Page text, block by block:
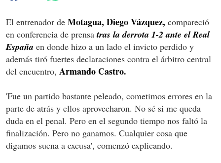
El entrenador de Motagua, Diego Vázquez, compareció
en conferencia de prensatras la derrota 1-2 ante el Real
España en donde hizo a un lado el invicto perdido y
además tiró fuertes declaraciones contra el árbitro central
del encuentro, Armando Castro.
'Fue un partido bastante peleado, cometimos errores en la
parte de atrás y ellos aprovecharon. No sé si me queda
duda en el penal. Pero en el segundo tiempo nos faltó la
finalización. Pero no ganamos. Cualquier cosa que
digamos suena a excusa', comenzó explicando.